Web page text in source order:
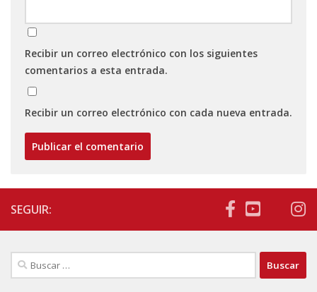
Recibir un correo electrónico con los siguientes
comentarios a esta entrada.
Recibir un correo electrónico con cada nueva entrada.
SEGUIR:
Buscar: